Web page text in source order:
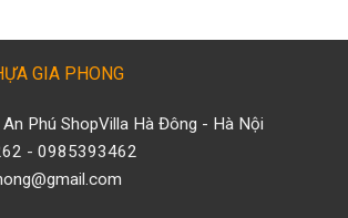
GIA PHONG
Phú ShopVilla Hà Đông - Hà Nội
- 0985393462